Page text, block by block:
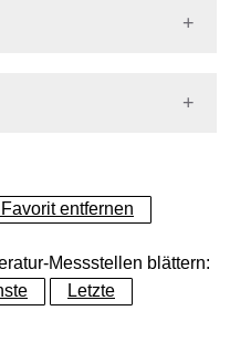
entfernen
Messstellen blättern:
Letzte